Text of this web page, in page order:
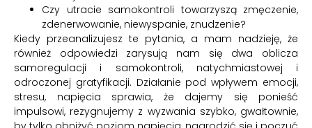
Czy utracie samokontroli towarzyszą zmęczenie,
zdenerwowanie, niewyspanie, znudzenie?
Kiedy przeanalizujesz te pytania, a mam nadzieję, że
również odpowiedzi zarysują nam się dwa oblicza
samoregulacji i samokontroli, natychmiastowej i
odroczonej gratyfikacji. Działanie pod wpływem emocji,
stresu, napięcia sprawia, że dajemy się ponieść
impulsowi, rezygnujemy z wyzwania szybko, gwałtownie,